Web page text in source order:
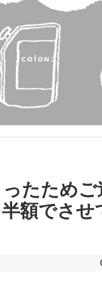
たため
額でさせ